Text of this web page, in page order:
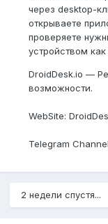
через desktop-
открываете
проверяете
устройством
DroidDesk.io —
возможности.
WebSite:
Telegram
2 недели спустя...